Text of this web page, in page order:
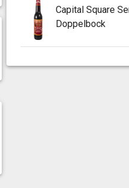
Capital Square
Doppelbock